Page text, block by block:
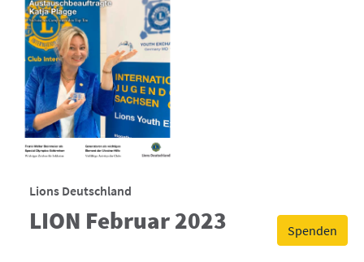
Spenden
Lions Deutschland
LION Februar 2023